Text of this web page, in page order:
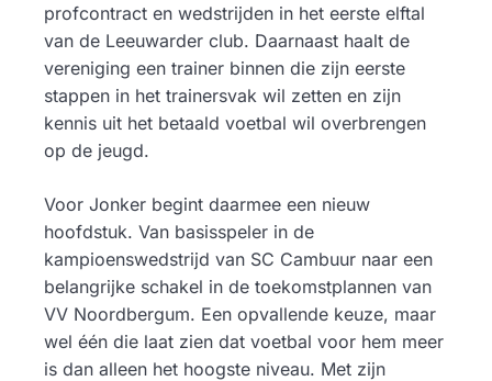
profcontract en wedstrijden in het eerste elftal
van de Leeuwarder club. Daarnaast haalt de
vereniging een trainer binnen die zijn eerste
stappen in het trainersvak wil zetten en zijn
kennis uit het betaald voetbal wil overbrengen
op de jeugd.
Voor Jonker begint daarmee een nieuw
hoofdstuk. Van basisspeler in de
kampioenswedstrijd van SC Cambuur naar een
belangrijke schakel in de toekomstplannen van
VV Noordbergum. Een opvallende keuze, maar
wel één die laat zien dat voetbal voor hem meer
is dan alleen het hoogste niveau. Met zijn